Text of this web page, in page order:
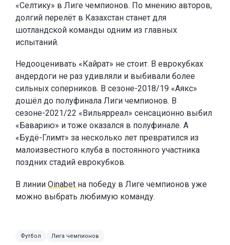
«Селтику» в Лиге чемпионов. По мнению авторов,
долгий перелёт в Казахстан станет для
шотландской команды одним из главных
испытаний.
Недооценивать «Кайрат» не стоит. В еврокубках
андердоги не раз удивляли и выбивали более
сильных соперников. В сезоне-2018/19 «Аякс»
дошёл до полуфинала Лиги чемпионов. В
сезоне-2021/22 «Вильярреал» сенсационно выбил
«Баварию» и тоже оказался в полуфинале. А
«Будё-Глимт» за несколько лет превратился из
малоизвестного клуба в постоянного участника
поздних стадий еврокубков.
В линии Oinabet на победу в Лиге чемпионов уже
можно выбрать любимую команду.
Футбол Лига чемпионов